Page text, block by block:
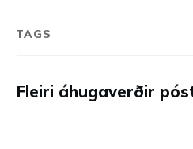
TAGS
Fleiri áhugaverðir